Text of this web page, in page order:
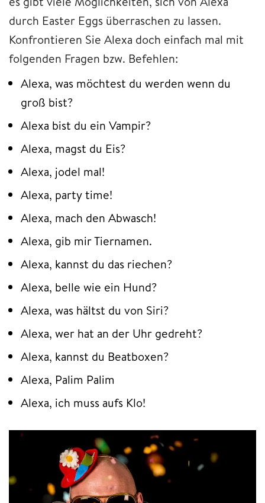
durch Easter Eggs überraschen zu lassen.
Konfrontieren Sie Alexa doch einfach mal mit
folgenden Fragen bzw. Befehlen:
Alexa, was möchtest du werden wenn du
groß bist?
Alexa bist du ein Vampir?
Alexa, magst du Eis?
Alexa, jodel mal!
Alexa, party time!
Alexa, mach den Abwasch!
Alexa, gib mir Tiernamen.
Alexa, kannst du das riechen?
Alexa, belle wie ein Hund?
Alexa, was hältst du von Siri?
Alexa, wer hat an der Uhr gedreht?
Alexa, kannst du Beatboxen?
Alexa, Palim Palim
Alexa, ich muss aufs Klo!